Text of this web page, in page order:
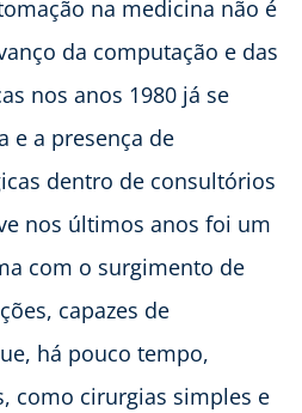
na medicina não é
da computação e das
nos anos 1980 já se
e a presença de
dentro de consultórios
nos últimos anos foi um
com o surgimento de
capazes de
há pouco tempo,
como cirurgias simples e